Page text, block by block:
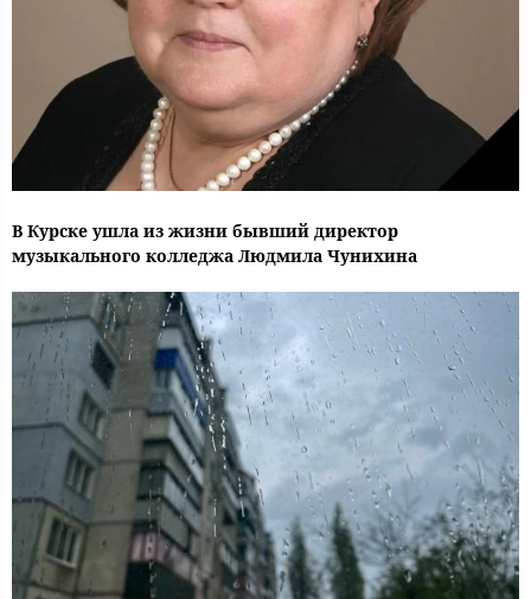
В Курске ушла из жизни бывший директор
музыкального колледжа Людмила Чунихина